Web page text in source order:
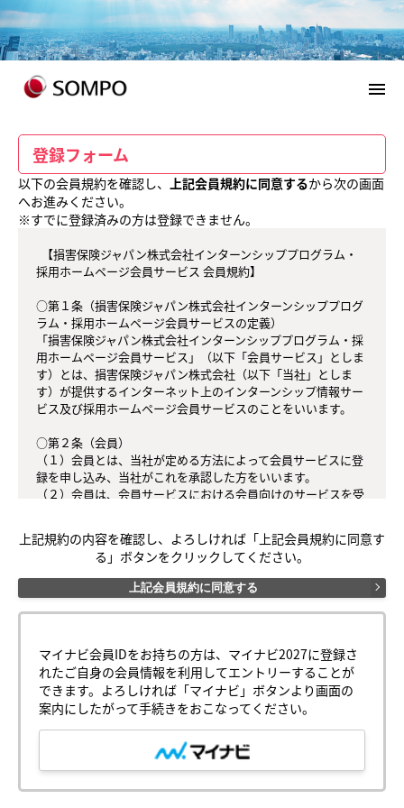
menu
登録フォーム
以下の会員規約を確認し、 上記会員規約に同意するから次の画面
へお進みください。
※すでに登録済みの方は登録できません。
採用ホームページ会員サービス 会員規約】
○第１条（損害保険ジャパン株式会社インターンシッププログ
ラム・採用ホームページ会員サービスの定義）
「損害保険ジャパン株式会社インターンシッププログラム・採
用ホームページ会員サービス」（以下「会員サービス」としま
す）とは、損害保険ジャパン株式会社（以下「当社」としま
す）が提供するインターネット上のインターンシップ情報サー
ビス及び採用ホームページ会員サービスのことをいいます。
○第２条（会員）
（１）会員とは、当社が定める方法によって会員サービスに登
録を申し込み、当社がこれを承認した方をいいます。
（２）会員は、会員サービスにおける会員向けのサービスを受
ん。会員が会員サービスを利用したときは、この会員規約を承
認したものとみなします。
○第３条（会員ＩＤ番号とパスワード）
（１）会員は、会員ＩＤ番号を付与され、パスワードを登録す
場合は、会員ＩＤ番号を付与されないことがあります。
（２）会員は、会員ＩＤ番号およびパスワードを第三者に譲渡
または貸与してはなりません。
（３）会員の会員ＩＤ番号およびパスワードの管理および使用
は会員の責任とし、これらの使用上の過誤または第三者による
不正使用等については、当社は一切の責任を負わないものとし
上記規約の内容を確認し、よろしければ「上記会員規約に同意す
る」ボタンをクリックしてください。
上記会員規約に同意する
マイナビ会員IDをお持ちの方は、マイナビ2027に登録さ
れたご自身の会員情報を利用してエントリーすることが
できます。よろしければ「マイナビ」ボタンより画面の
案内にしたがって手続きをおこなってください。